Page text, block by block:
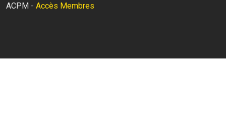
ACPM - Accès Membres